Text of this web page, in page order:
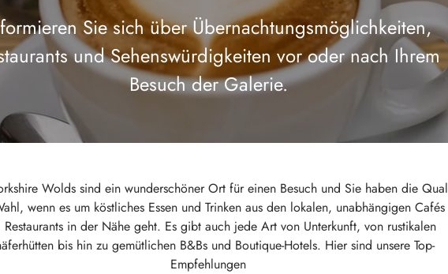
Sie sich über Übernachtungsmöglichkeiten,
und Sehenswürdigkeiten vor oder nach Ihrem
Besuch der Galerie.
Wolds sind ein wunderschöner Ort für einen Besuch und Sie haben die Qual
wenn es um köstliches Essen und Trinken aus den lokalen, unabhängigen Cafés
Restaurants in der Nähe geht. Es gibt auch jede Art von Unterkunft, von rustikalen
bis hin zu gemütlichen B&Bs und Boutique-Hotels. Hier sind unsere Top-
Empfehlungen